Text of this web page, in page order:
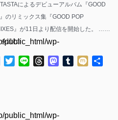
public_html/wp-
public_html/wp-
によるデビューアルバム『GOOD
のリミックス集『GOOD POP
』が11日より配信を開始した。 ……
読む)
Facebook
TwitterLine ThreadsMastodon
Tumblr
Mixi